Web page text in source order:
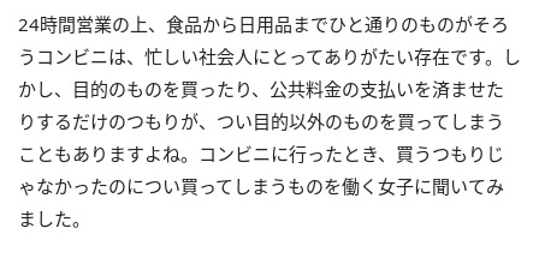
24時間営業の上、食品から日用品までひと通りのものがそろ
うコンビニは、忙しい社会人にとってありがたい存在です。し
かし、目的のものを買ったり、公共料金の支払いを済ませた
りするだけのつもりが、つい目的以外のものを買ってしまう
こともありますよね。コンビニに行ったとき、買うつもりじ
ゃなかったのについ買ってしまうものを働く女子に聞いてみ
ました。